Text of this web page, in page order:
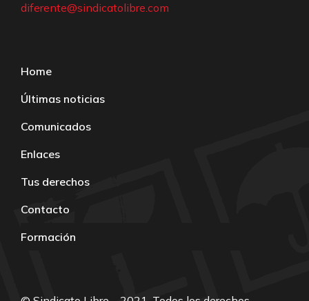
diferente@sindicatolibre.com
Home
Últimas noticias
Comunicados
Enlaces
Tus derechos
Contacto
Formación